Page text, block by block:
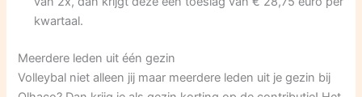
kwartaal.
Meerdere leden uit één gezin
Volleybal niet alleen jij maar meerdere leden uit je gezin bij